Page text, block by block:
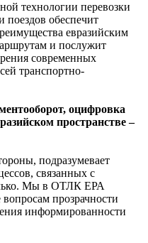
технологии перевозки
поездов обеспечит
евразийским
и послужит
современных
транспортно-
оцифровка
пространстве –
подразумевает
связанных с
Мы в ОТЛК ЕРА
прозрачности
информированности